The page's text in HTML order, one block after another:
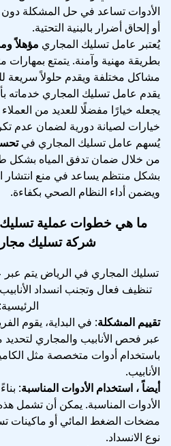
الأدوات تساعد في حل المشكلة دون
أو إلحاق أضرار بالبنية التحتية.
يُعتبر عامل تسليك المجاري مؤهلاً
بطريقة مهنية وآمنة. يتمتع
مشاكل مختلفة ويقدم حلولاً سريعة
يقدم عامل تسليك المجاري خدماته
يجعله خيارًا مفضلًا للعديد من
خيارات لصيانة دورية لضمان عدم
يُسهم عامل تسليك المجاري في
من خلال ضمان تدفق المياه بشكل
بشكل منتظم يساعد في منع انتشار
ويضمن أداء النظام الصحي بكفاءة.
ما هي خطوات عملية تسليك
شركة تسليك
تسليك المجاري في الرياض يتم
تنظيف فعال وتجنب انسداد
الرئيسية:
تقييم المشكلة: في البداية، يقوم
عبر فحص الأنابيب والمجاري
باستخدام أدوات متخصصة مثل
الأنابيب.
أيضاً ، استخدام الأدوات المناسبة:
الأدوات المناسبة. يمكن أن تشمل
مضخات الضغط المائي أو ماكينات
نوع الانسداد.